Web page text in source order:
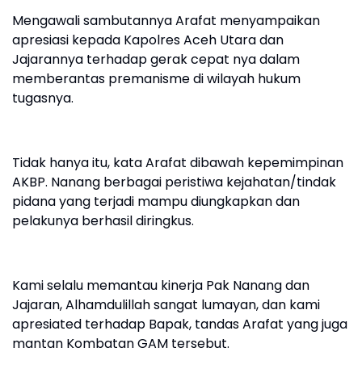
Mengawali sambutannya Arafat menyampaikan
apresiasi kepada Kapolres Aceh Utara dan
Jajarannya terhadap gerak cepat nya dalam
memberantas premanisme di wilayah hukum
tugasnya.
Tidak hanya itu, kata Arafat dibawah kepemimpinan
AKBP. Nanang berbagai peristiwa kejahatan/tindak
pidana yang terjadi mampu diungkapkan dan
pelakunya berhasil diringkus.
Kami selalu memantau kinerja Pak Nanang dan
Jajaran, Alhamdulillah sangat lumayan, dan kami
apresiated terhadap Bapak, tandas Arafat yang juga
mantan Kombatan GAM tersebut.